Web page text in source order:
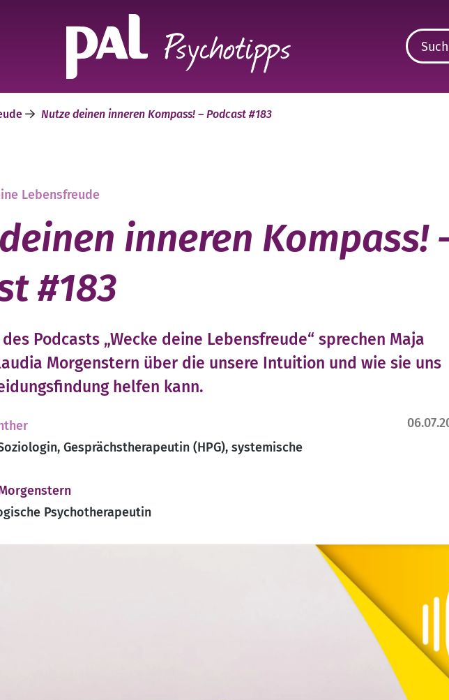
Nutze deinen inneren Kompass! – Podcast #183
Lebensfreude
inneren Kompass!
#183
Podcasts „Wecke deine Lebensfreude“ sprechen Maja
Morgenstern über die unsere Intuition und wie sie uns
helfen kann.
Gesprächstherapeutin (HPG), systemische
Psychotherapeutin